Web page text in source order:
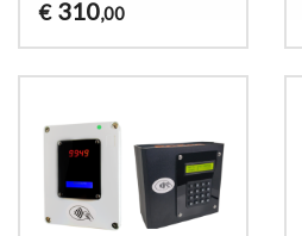
€ 310,00